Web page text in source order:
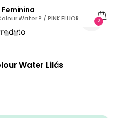
Water P / PINK FLUOR 0
Water Lilás